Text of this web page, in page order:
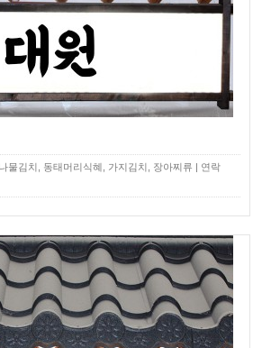
물김치, 동태머리식혜, 가지김치, 장아찌류 | 연락